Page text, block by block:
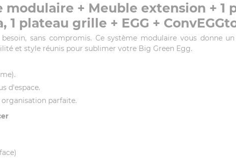
modulaire + Meuble extension + 1
1 plateau grille + EGG +
sans compromis. Ce système modulaire vous donne
et style réunis pour sublimer votre Big Green Egg.
d'espace.
parfaite.